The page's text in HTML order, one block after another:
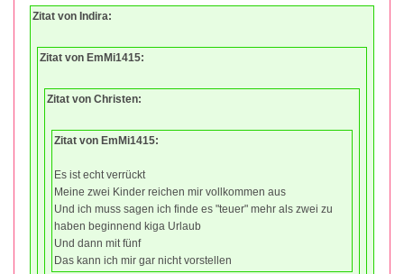
Zitat von Indira:
Zitat von EmMi1415:
Zitat von Christen:
Zitat von EmMi1415:
Es ist echt verrückt
Meine zwei Kinder reichen mir vollkommen aus
Und ich muss sagen ich finde es "teuer" mehr als zwei zu
haben beginnend kiga Urlaub
Und dann mit fünf
Das kann ich mir gar nicht vorstellen